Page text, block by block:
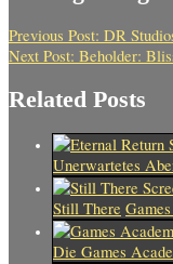
Previous Post: DR
Next Post: Beholder:
Related Posts
Unerwartetes
Still There
Die Games